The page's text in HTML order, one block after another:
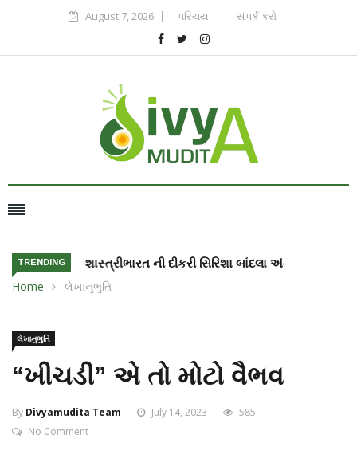
August 7, 2026 પરિચય સંપર્ક કરો
TRENDING ભારત ની દીકરી સિરિશા બાંદલા અંતરીક્ષ માં જશે
Home લેખાનુભુતિ
લેખાનુભુતિ
“ખીચડી” એ તો મોટો વૈભવ
By Divyamudita Team July 14, 2023
585
No Comment